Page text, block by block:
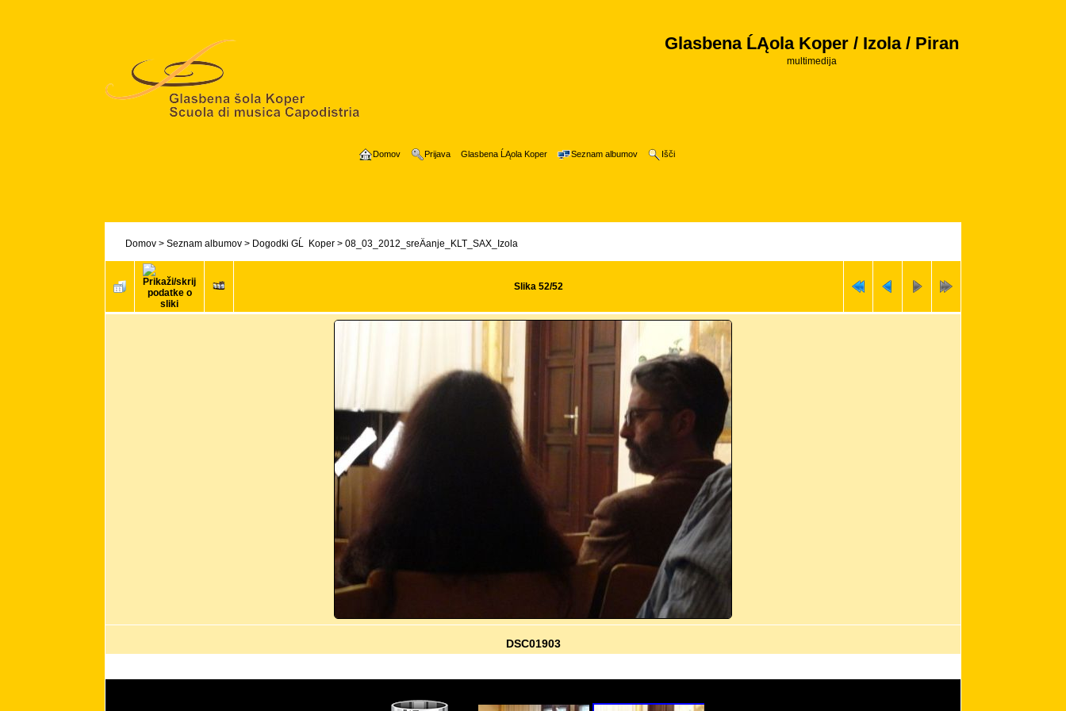
Glasbena ĹĄola Koper / Izola / Piran
multimedija
Domov Prijava Glasbena ĹĄola Koper Seznam albumov Išči
Domov > Seznam albumov > Dogodki GĹ Koper > 08_03_2012_sreÄanje_KLT_SAX_Izola
Slika 52/52
DSC01903